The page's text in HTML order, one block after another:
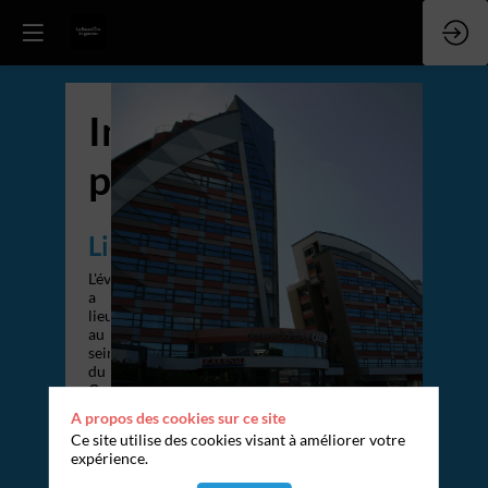
Informations
pratiques
Lieux
L'évènement
a
lieu
au
sein
du
Centre
Cadjee.
Adresse
:
A propos des cookies sur ce site
Ce site utilise des cookies visant à améliorer votre
expérience.